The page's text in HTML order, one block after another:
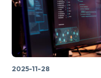
2025-11-28